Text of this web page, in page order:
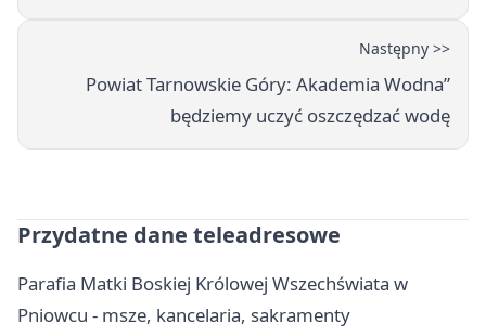
Następny >>
Powiat Tarnowskie Góry: Akademia Wodna”
będziemy uczyć oszczędzać wodę
Przydatne dane teleadresowe
Parafia Matki Boskiej Królowej Wszechświata w
Pniowcu - msze, kancelaria, sakramenty